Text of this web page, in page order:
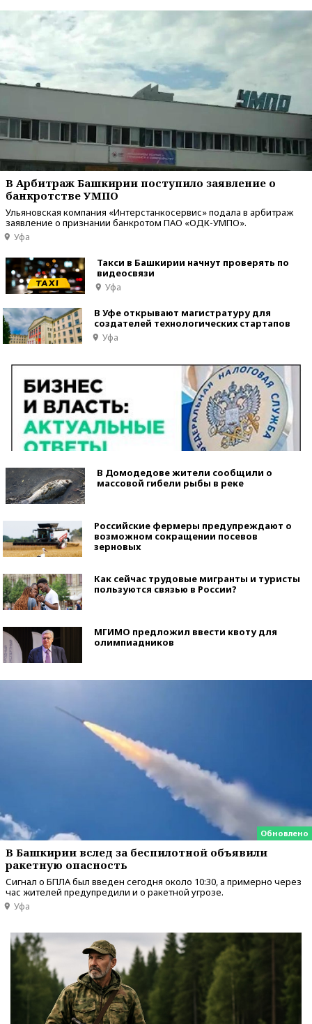
В Арбитраж Башкирии поступило заявление о
банкротстве УМПО
Ульяновская компания «Интерстанкосервис» подала в арбитраж
заявление о признании банкротом ПАО «ОДК-УМПО».
Уфа
Такси в Башкирии начнут проверять по
видеосвязи
Уфа
В Уфе открывают магистратуру для
создателей технологических стартапов
Уфа
В Домодедове жители сообщили о
массовой гибели рыбы в реке
Российские фермеры предупреждают о
возможном сокращении посевов
зерновых
Как сейчас трудовые мигранты и туристы
пользуются связью в России?
МГИМО предложил ввести квоту для
олимпиадников
Обновлено
В Башкирии вслед за беспилотной объявили
ракетную опасность
Сигнал о БПЛА был введен сегодня около 10:30, а примерно через
час жителей предупредили и о ракетной угрозе.
Уфа